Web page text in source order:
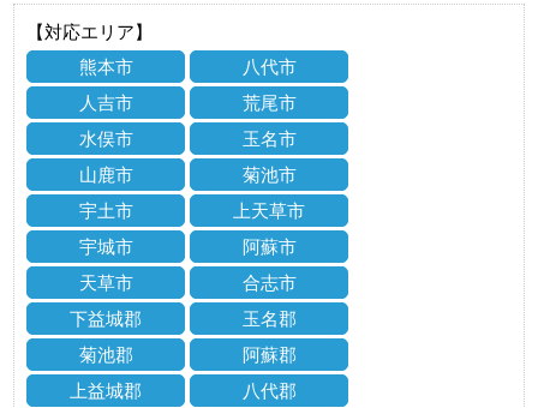
【対応エリア】
熊本市
八代市
人吉市
荒尾市
水俣市
玉名市
山鹿市
菊池市
宇土市
上天草市
宇城市
阿蘇市
天草市
合志市
下益城郡
玉名郡
菊池郡
阿蘇郡
上益城郡
八代郡